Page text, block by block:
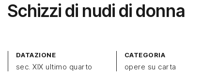
Schizzi di nudi di donna
DATAZIONE
sec. XIX ultimo quarto
CATEGORIA
opere su carta